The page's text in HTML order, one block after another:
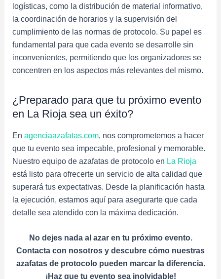
logísticas, como la distribución de material informativo,
la coordinación de horarios y la supervisión del
cumplimiento de las normas de protocolo. Su papel es
fundamental para que cada evento se desarrolle sin
inconvenientes, permitiendo que los organizadores se
concentren en los aspectos más relevantes del mismo.
¿Preparado para que tu próximo evento
en La Rioja sea un éxito?
En agenciaazafatas.com, nos comprometemos a hacer
que tu evento sea impecable, profesional y memorable.
Nuestro equipo de azafatas de protocolo en La Rioja
está listo para ofrecerte un servicio de alta calidad que
superará tus expectativas. Desde la planificación hasta
la ejecución, estamos aquí para asegurarte que cada
detalle sea atendido con la máxima dedicación.
No dejes nada al azar en tu próximo evento.
Contacta con nosotros y descubre cómo nuestras
azafatas de protocolo pueden marcar la diferencia.
¡Haz que tu evento sea inolvidable!